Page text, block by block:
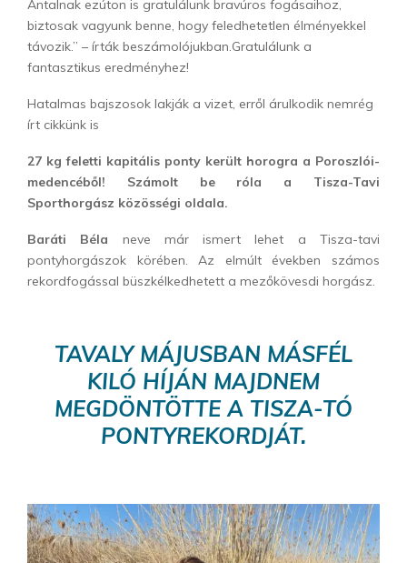
Antalnak ezúton is gratulálunk bravúros fogásaihoz,
biztosak vagyunk benne, hogy feledhetetlen élményekkel
távozik.” – írták beszámolójukban.Gratulálunk a
fantasztikus eredményhez!
Hatalmas bajszosok lakják a vizet, erről árulkodik nemrég
írt cikkünk is
27 kg feletti kapitális ponty került horogra a Poroszlói-
medencéből! Számolt be róla a Tisza-Tavi
Sporthorgász közösségi oldala.
Baráti Béla neve már ismert lehet a Tisza-tavi
pontyhorgászok körében. Az elmúlt években számos
rekordfogással büszkélkedhetett a mezőkövesdi horgász.
TAVALY MÁJUSBAN MÁSFÉL
KILÓ HÍJÁN MAJDNEM
MEGDÖNTÖTTE A TISZA-TÓ
PONTYREKORDJÁT.